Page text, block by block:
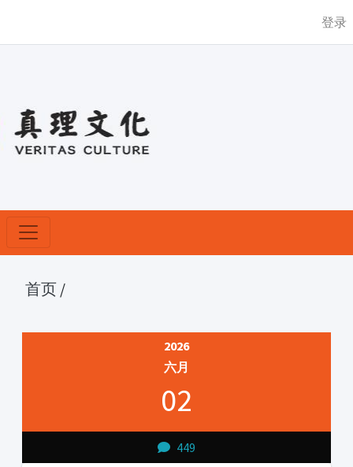
登录
首页 /
2026
六月
02
449